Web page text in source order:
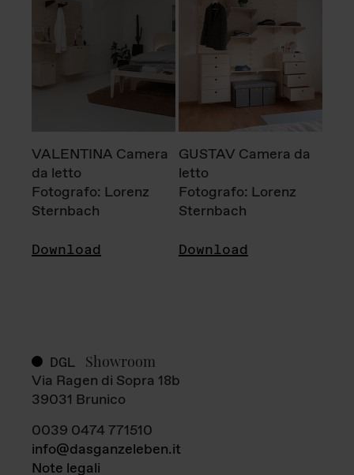
VALENTINA Camera
da letto
Fotografo: Lorenz
Sternbach
Download
GUSTAV Camera da
letto
Fotografo: Lorenz
Sternbach
Download
DGL Showroom
Via Ragen di Sopra 18b
39031 Brunico
0039 0474 771510
info@dasganzeleben.it
Note legali